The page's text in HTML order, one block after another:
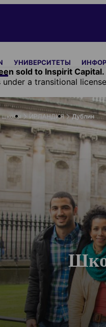
УНИВЕРСИТЕТЫ
sold to Inspirit Capital.
under a transitional
школы ИРЛАНДИЯ Дублин